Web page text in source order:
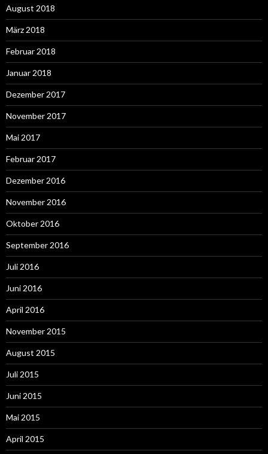
August 2018
März 2018
Februar 2018
Januar 2018
Dezember 2017
November 2017
Mai 2017
Februar 2017
Dezember 2016
November 2016
Oktober 2016
September 2016
Juli 2016
Juni 2016
April 2016
November 2015
August 2015
Juli 2015
Juni 2015
Mai 2015
April 2015